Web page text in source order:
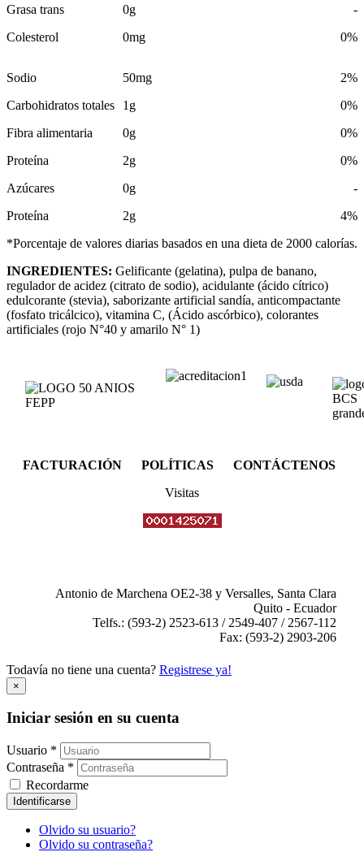
Grasa trans
Colesterol
0g
0mg
-
0%
Sodio
Carbohidratos totales
Fibra alimentaria
Proteína
Azúcares
Proteína
50mg
1g
0g
2g
0g
2g
2%
0%
0%
0%
-
4%
*Porcentaje de valores diarias basados en una dieta de 2000 calorías.
INGREDIENTES: Gelificante (gelatina), pulpa de banano,
regulador de acidez (citrato de sodio), acidulante (ácido cítrico)
edulcorante (stevia), saborizante artificial sandía, anticompactante
(fosfato tricálcico), vitamina C, (Ácido ascórbico), colorantes
artificiales (rojo N°40 y amarilo N° 1)
FACTURACIÓN POLÍTICAS CONTÁCTENOS
Visitas
Antonio de Marchena OE2-38 y Versalles, Santa Clara
Quito - Ecuador
Telfs.: (593-2) 2523-613 / 2549-407 / 2567-112
Fax: (593-2) 2903-206
Todavía no tiene una cuenta? Registrese ya!
×
Iniciar sesión en su cuenta
Usuario *
Contraseña *
Recordarme
Identificarse
Olvido su usuario?
Olvido su contraseña?